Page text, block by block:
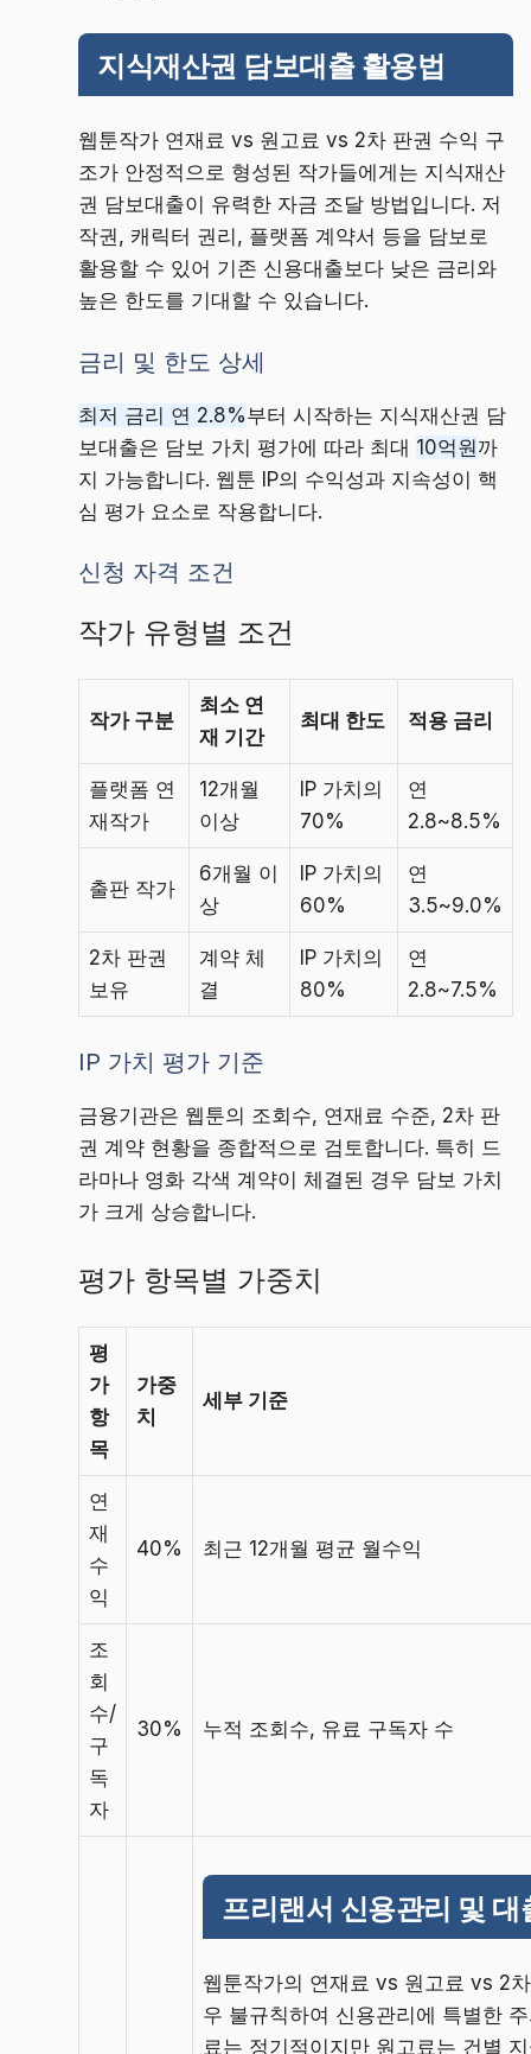
지식재산권 담보대출 활용법
웹툰작가 연재료 vs 원고료 vs 2차 판권 수익 구
조가 안정적으로 형성된 작가들에게는 지식재산
권 담보대출이 유력한 자금 조달 방법입니다. 저
작권, 캐릭터 권리, 플랫폼 계약서 등을 담보로
활용할 수 있어 기존 신용대출보다 낮은 금리와
높은 한도를 기대할 수 있습니다.
금리 및 한도 상세
최저 금리 연 2.8%부터 시작하는 지식재산권 담
보대출은 담보 가치 평가에 따라 최대 10억원까
지 가능합니다. 웹툰 IP의 수익성과 지속성이 핵
심 평가 요소로 작용합니다.
신청 자격 조건
작가 유형별 조건
작가 구분
최소 연
재 기간
최대 한도 적용 금리
플랫폼 연
재작가
12개월
이상
IP 가치의
70%
연
2.8~8.5%
출판 작가
6개월 이
상
IP 가치의
60%
연
3.5~9.0%
2차 판권
보유
계약 체
결
IP 가치의
80%
연
2.8~7.5%
IP 가치 평가 기준
금융기관은 웹툰의 조회수, 연재료 수준, 2차 판
권 계약 현황을 종합적으로 검토합니다. 특히 드
라마나 영화 각색 계약이 체결된 경우 담보 가치
가 크게 상승합니다.
평가 항목별 가중치
평
가
항
목
가중
치
세부 기준
연
재
수
익
40% 최근 12개월 평균 월수익
조
회
수/
구
독
자
30% 누적 조회수, 유료 구독자 수
프리랜서 신용관리 및 대
웹툰작가의 연재료 vs 원고료 vs 2
우 불규칙하여 신용관리에 특별한
료는 정기적이지만 원고료는 건별